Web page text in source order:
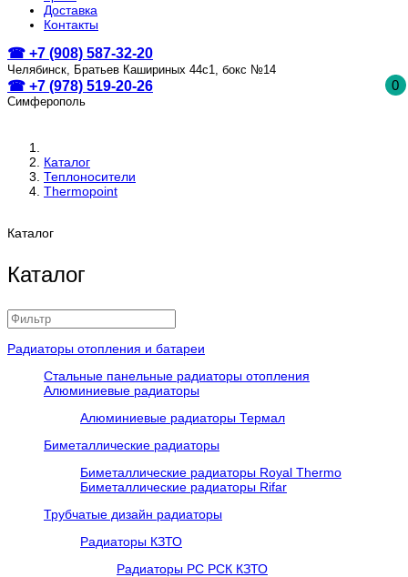
Доставка
Контакты
☎ +7 (908) 587-32-20
Челябинск, Братьев Кашириных 44с1, бокс №14
☎ +7 (978) 519-20-26
Симферополь
0
Каталог
Теплоносители
Thermopoint
Каталог
Каталог
Радиаторы отопления и батареи
Стальные панельные радиаторы отопления
Алюминиевые радиаторы
Алюминиевые радиаторы Термал
Биметаллические радиаторы
Биметаллические радиаторы Royal Thermo
Биметаллические радиаторы Rifar
Трубчатые дизайн радиаторы
Радиаторы КЗТО
Радиаторы РС РСК КЗТО